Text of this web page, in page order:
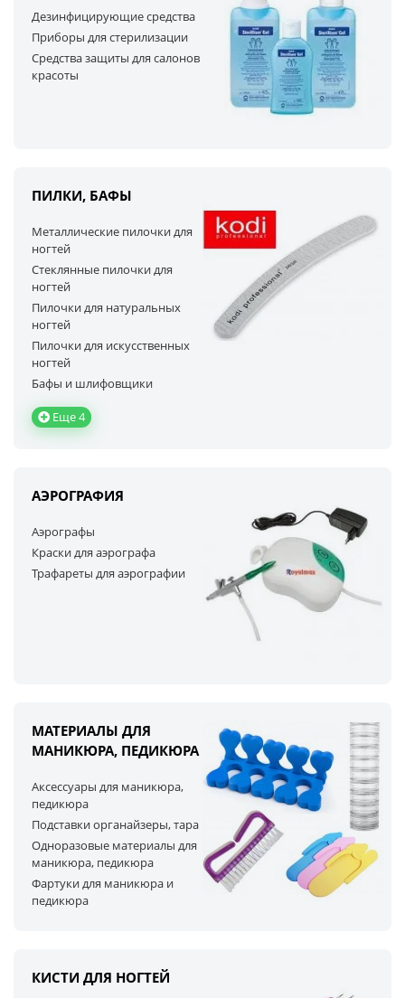
Дезинфицирующие средства
Приборы для стерилизации
Cредства защиты для салонов
красоты
ПИЛКИ, БАФЫ
Металлические пилочки для
ногтей
Стеклянные пилочки для
ногтей
Пилочки для натуральных
ногтей
Пилочки для искусственных
ногтей
Бафы и шлифовщики
Еще 4
АЭРОГРАФИЯ
Аэрографы
Краски для аэрографа
Трафареты для аэрографии
МАТЕРИАЛЫ ДЛЯ
МАНИКЮРА, ПЕДИКЮРА
Аксессуары для маникюра,
педикюра
Подставки органайзеры, тара
Одноразовые материалы для
маникюра, педикюра
Фартуки для маникюра и
педикюра
КИСТИ ДЛЯ НОГТЕЙ